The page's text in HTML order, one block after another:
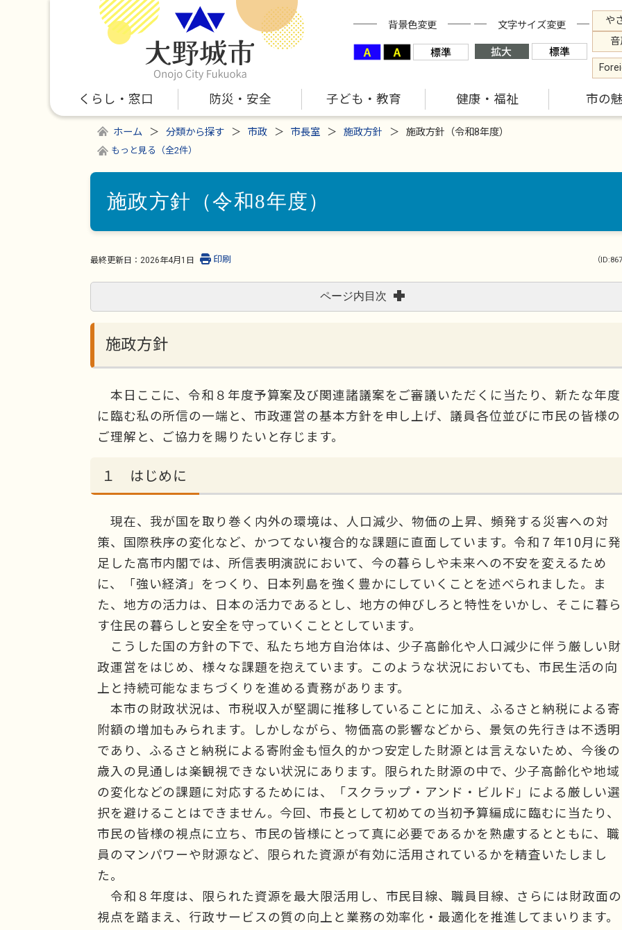
背景色変更 文字サイズ変更
や
くらし・窓口 防災・安全 子ども・教育 健康・福祉 市の
ホーム 分類から探す 市政 市長室 施政方針 施政方針（令和8年度）
もっと見る（全2件）
施政方針（令和8年度）
最終更新日： 2026年4月1日 （
印刷
ページ内目次
施政方針
本日ここに、令和８年度予算案及び関連諸議案をご審議いただくに当たり、新たな年度
に臨む私の所信の一端と、市政運営の基本方針を申し上げ、議員各位並びに市民の皆様の
ご理解と、ご協力を賜りたいと存じます。
１ はじめに
現在、我が国を取り巻く内外の環境は、人口減少、物価の上昇、頻発する災害への対
策、国際秩序の変化など、かつてない複合的な課題に直面しています。令和７年10月に発
足した高市内閣では、所信表明演説において、今の暮らしや未来への不安を変えるため
に、「強い経済」をつくり、日本列島を強く豊かにしていくことを述べられました。ま
た、地方の活力は、日本の活力であるとし、地方の伸びしろと特性をいかし、そこに暮ら
す住民の暮らしと安全を守っていくこととしています。
こうした国の方針の下で、私たち地方自治体は、少子高齢化や人口減少に伴う厳しい財
政運営をはじめ、様々な課題を抱えています。このような状況においても、市民生活の向
上と持続可能なまちづくりを進める責務があります。
本市の財政状況は、市税収入が堅調に推移していることに加え、ふるさと納税による寄
附額の増加もみられます。しかしながら、物価高の影響などから、景気の先行きは不透明
であり、ふるさと納税による寄附金も恒久的かつ安定した財源とは言えないため、今後の
歳入の見通しは楽観視できない状況にあります。限られた財源の中で、少子高齢化や地域
の変化などの課題に対応するためには、「スクラップ・アンド・ビルド」による厳しい選
択を避けることはできません。今回、市長として初めての当初予算編成に臨むに当たり、
市民の皆様の視点に立ち、市民の皆様にとって真に必要であるかを熟慮するとともに、職
員のマンパワーや財源など、限られた資源が有効に活用されているかを精査いたしまし
た。
令和８年度は、限られた資源を最大限活用し、市民目線、職員目線、さらには財政面の
視点を踏まえ、行政サービスの質の向上と業務の効率化・最適化を推進してまいります。